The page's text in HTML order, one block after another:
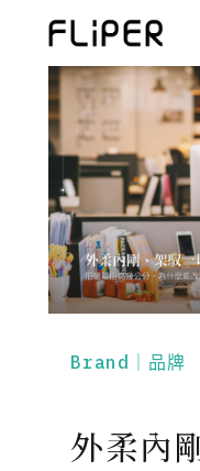
Brand｜品牌
外柔內